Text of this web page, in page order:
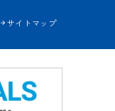
サイトマップ